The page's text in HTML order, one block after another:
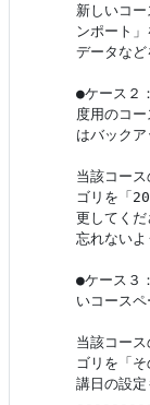
新しいコ
ンポート
データなど
●ケース２
度用のコ
はバックア
当該コー
ゴリを「
更してく
忘れないよ
●ケース３
いコースペ
当該コー
ゴリを「
講日の設定